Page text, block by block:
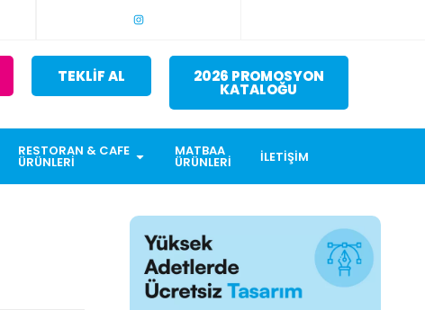
TEKLİF AL 2026 PROMOSYON
KATALOĞU
RESTORAN & CAFE
ÜRÜNLERI
MATBAA
ÜRÜNLERI İLETIŞIM